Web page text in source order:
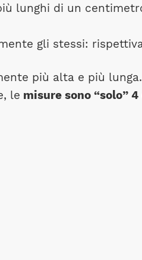
lunghi di un
gli stessi:
più alta e più lunga.
le misure sono “solo” 4